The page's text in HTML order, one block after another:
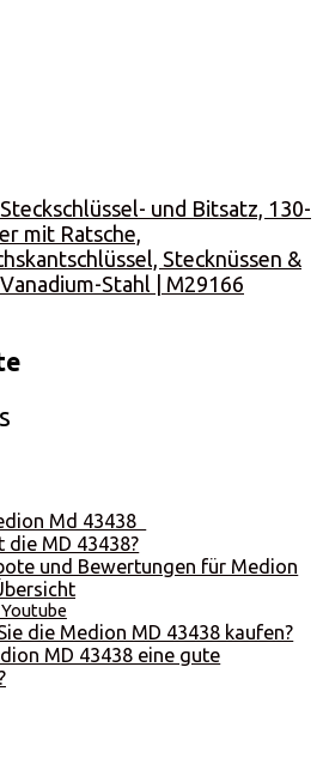
und Bitsatz, 130-
mit Ratsche,
Stecknüssen &
Stahl | M29166
Md 43438
MD 43438?
und Bewertungen für Medion
die Medion MD 43438 kaufen?
MD 43438 eine gute